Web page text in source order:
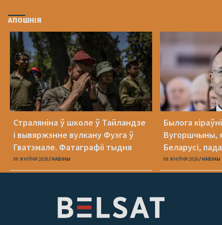
АПОШНІЯ
Страляніна ў школе ў Тайландзе
і вывяржэнне вулкану Фуэга ў
Гватэмале. Фатаграфіі тыдня
09 ЖНІЎНЯ 2026 НАВІНЫ
Былога
Вугоршчыны,
Беларусі,
хабарніцтве
09 ЖНІЎНЯ 2026 НАВІНЫ